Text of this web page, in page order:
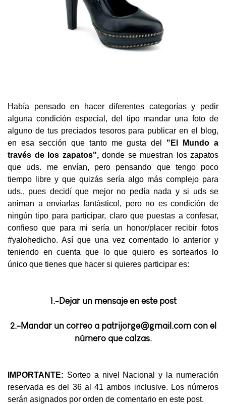
Había pensado en hacer diferentes categorías y pedir
alguna condición especial, del tipo mandar una foto de
alguno de tus preciados tesoros para publicar en el blog,
en esa sección que tanto me gusta del "El Mundo a
través de los zapatos",donde se muestran los zapatos
que uds. me envían, pero pensando que tengo poco
tiempo libre y que quizás sería algo más complejo para
uds., pues decidí que mejor no pedía nada y si uds se
animan a enviarlas fantástico!, pero no es condición de
ningún tipo para participar, claro que puestas a confesar,
confieso que para mi sería un honor/placer recibir fotos
#yalohedicho. Así que una vez comentado lo anterior y
teniendo en cuenta que lo que quiero es sortearlos lo
único que tienes que hacer si quieres participar es:
1.-Dejar un mensaje en este post
2.-Mandar un correo a patrijorge@gmail.com con el
número que calzas.
IMPORTANTE: Sorteo a nivel Nacional y la numeración
reservada es del 36 al 41 ambos inclusive. Los números
serán asignados por orden de comentario en este post.